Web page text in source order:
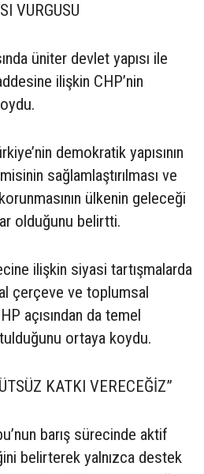
VURGUSU
üniter devlet yapısı ile
ilişkin CHP’nin
demokratik yapısının
sağlamlaştırılması ve
ülkenin geleceği
olduğunu belirtti.
ilişkin siyasi tartışmalarda
çerçeve ve toplumsal
açısından da temel
ortaya koydu.
KATKI VERECEĞİZ”
barış sürecinde aktif
belirterek yalnızca destek